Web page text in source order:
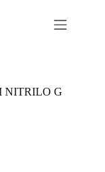
NITRILO G